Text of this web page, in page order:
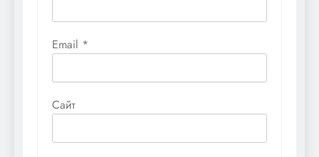
Email *
Сайт